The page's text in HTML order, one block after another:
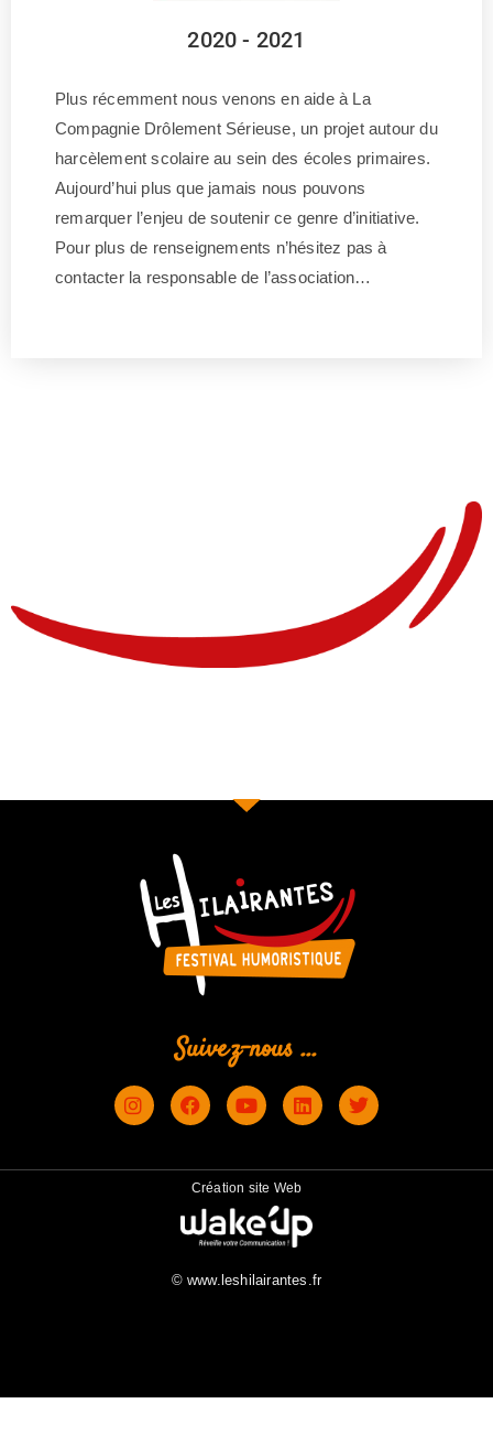
2020 - 2021
Plus récemment nous venons en aide à La
Compagnie Drôlement Sérieuse, un projet autour du
harcèlement scolaire au sein des écoles primaires.
Aujourd’hui plus que jamais nous pouvons
remarquer l’enjeu de soutenir ce genre d’initiative.
Pour plus de renseignements n’hésitez pas à
contacter la responsable de l’association…
Suivez-nous ...
Création site Web
© www.leshilairantes.fr